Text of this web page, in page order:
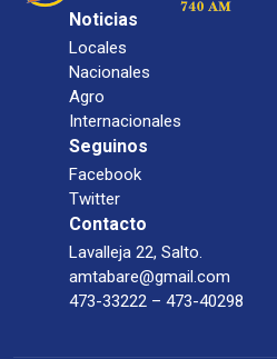
Noticias
Locales
Nacionales
Agro
Internacionales
Seguinos
Facebook
Twitter
Contacto
Lavalleja 22, Salto.
amtabare@gmail.com
473-33222 – 473-40298